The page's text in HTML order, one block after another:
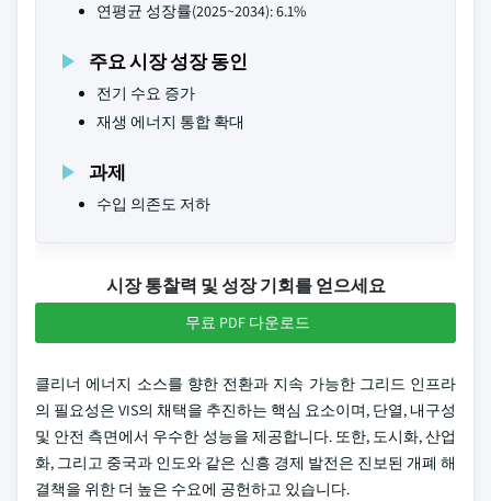
연평균 성장률(2025~2034): 6.1%
주요 시장 성장 동인
전기 수요 증가
재생 에너지 통합 확대
과제
수입 의존도 저하
시장 통찰력 및 성장 기회를 얻으세요
무료 PDF 다운로드
클리너 에너지 소스를 향한 전환과 지속 가능한 그리드 인프라
의 필요성은 VIS의 채택을 추진하는 핵심 요소이며, 단열, 내구성
및 안전 측면에서 우수한 성능을 제공합니다. 또한, 도시화, 산업
화, 그리고 중국과 인도와 같은 신흥 경제 발전은 진보된 개폐 해
결책을 위한 더 높은 수요에 공헌하고 있습니다.